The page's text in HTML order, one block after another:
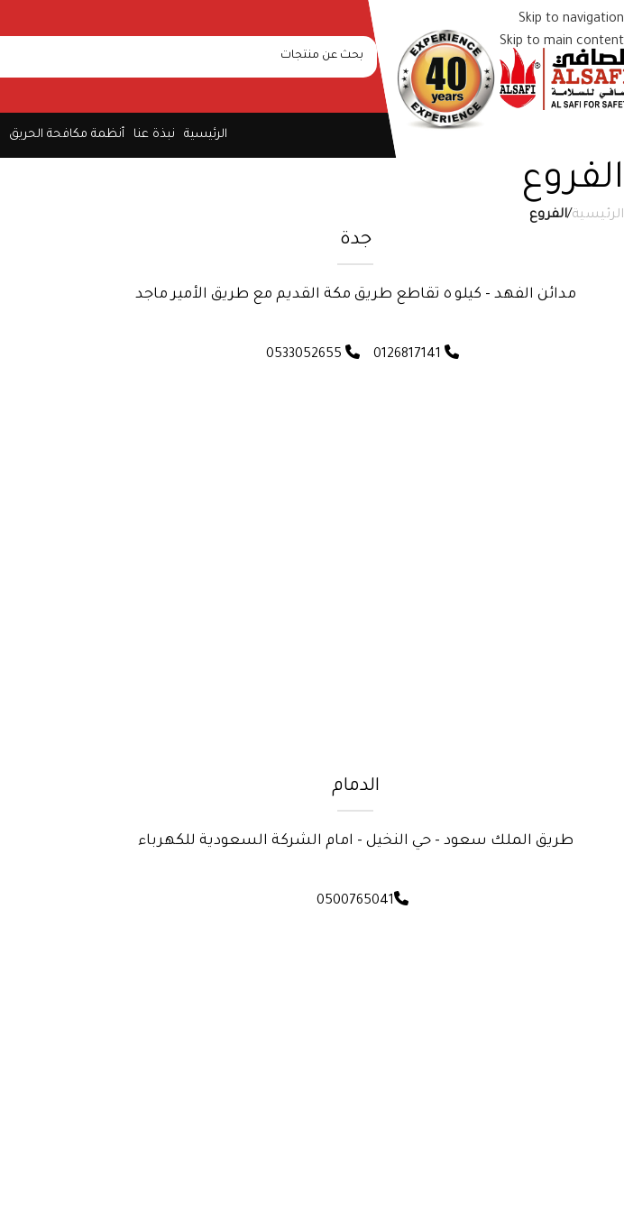
Skip to navigation
Skip to main content
الرئيسية نبذة عنا أنظمة مكافحة الحريق
الفروع
الرئيسية/الفروع
جدة
مدائن الفهد - كيلو ٥ تقاطع طريق مكة القديم مع طريق الأمير ماجد
الدمام
طريق الملك سعود - حي النخيل - امام الشركة السعودية للكهرباء
0500765041